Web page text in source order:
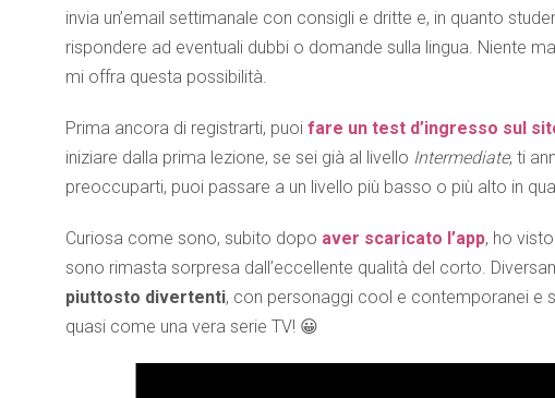
invia un’email settimanale con consigli e dritte e, in quanto
rispondere ad eventuali dubbi o domande sulla lingua. Niente
mi offra questa possibilità.
Prima ancora di registrarti, puoi fare un test d’ingresso sul
iniziare dalla prima lezione, se sei già al livello Intermediate, ti
preoccuparti, puoi passare a un livello più basso o più alto in
Curiosa come sono, subito dopo aver scaricato l’app, ho
sono rimasta sorpresa dall’eccellente qualità del corto.
piuttosto divertenti, con personaggi cool e contemporanei e
quasi come una vera serie TV! 😀